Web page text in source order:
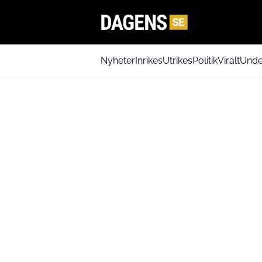
NyheterInrikesUtrikesPolitikViralt